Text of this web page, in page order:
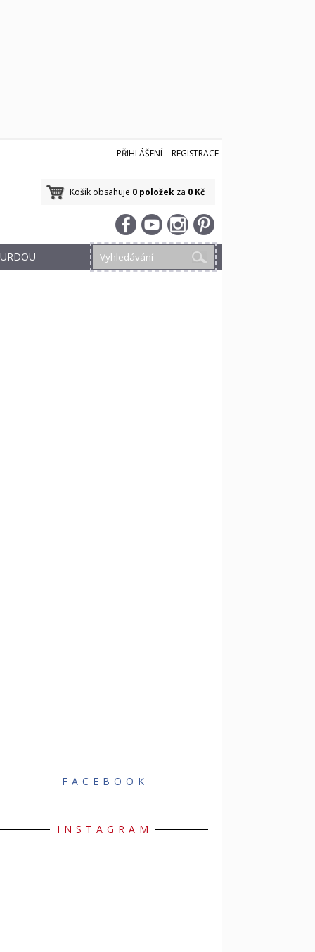
PŘIHLÁŠENÍ REGISTRACE
Košík obsahuje 0 položek za 0 Kč
FACEBOOK
INSTAGRAM